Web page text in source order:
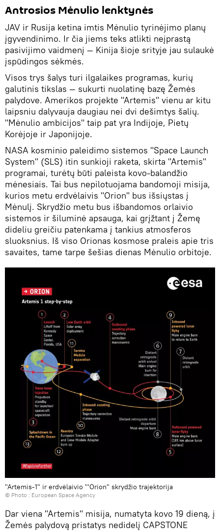
Antrosios Mėnulio lenktynės
JAV ir Rusija ketina imtis Mėnulio tyrinėjimo planų
įgyvendinimo. Ir čia jiems teks atlikti neįprastą
pasivijimo vaidmenį — Kinija šioje srityje jau sulaukė
įspūdingos sėkmės.
Visos trys šalys turi ilgalaikes programas, kurių
galutinis tikslas — sukurti nuolatinę bazę Žemės
palydove. Amerikos projekte "Artemis" vienu ar kitu
laipsniu dalyvauja daugiau nei dvi dešimtys šalių.
"Mėnulio ambicijos" taip pat yra Indijoje, Pietų
Korėjoje ir Japonijoje.
NASA kosminio paleidimo sistemos "Space Launch
System" (SLS) itin sunkioji raketa, skirta "Artemis"
programai, turėtų būti paleista kovo-balandžio
mėnesiais. Tai bus nepilotuojama bandomoji misija,
kurios metu erdvėlaivis "Orion" bus išsiųstas į
Mėnulį. Skrydžio metu bus išbandomos orlaivio
sistemos ir šiluminė apsauga, kai grįžtant į Žemę
dideliu greičiu patenkama į tankius atmosferos
sluoksnius. Iš viso Orionas kosmose praleis apie tris
savaites, tame tarpe šešias dienas Mėnulio orbitoje.
"Artemis-1" ir erdvėlaivio "'Orion" skrydžio trajektorija
© Photo : European Space Agency
Dar viena "Artemis" misija, numatyta kovo 19 dieną, į
Žemės palydovą pristatys nedidelį CAPSTONE